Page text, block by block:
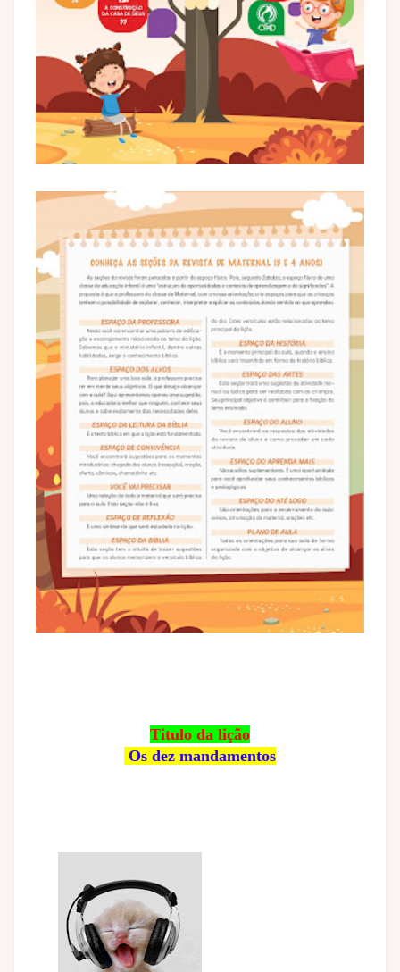
Titulo da lição
Os dez mandamentos